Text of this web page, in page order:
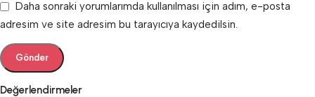
Değerlendirmeler
Daha sonraki yorumlarımda kullanılması için adım, e-posta
adresim ve site adresim bu tarayıcıya kaydedilsin.